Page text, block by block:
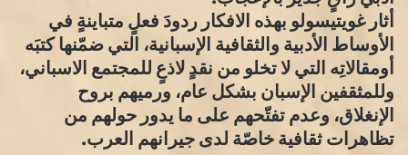
أثار غويتيسولو بهذه الافكار ردودَ فعلٍ متباينةٍ في
الأوساط الأدبية والثقافية الإسبانية، التي ضمّنها كتبَه
أومقالاتِه التي لا تخلو من نقدٍ لاذعٍ للمجتمع الاسباني،
وللمثقفين الإسبان بشكل عام، ورميهم بروح
الإنغلاق، وعدم تفتّحهم على ما يدور حولهم من
تظاهرات ثقافية خاصّة لدى جيرانهم العرب.